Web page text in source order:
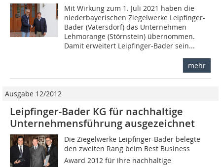
Mit Wirkung zum 1. Juli 2021 haben die
niederbayerischen Ziegelwerke Leipfinger-
Bader (Vatersdorf) das Unternehmen
Lehmorange (Störnstein) übernommen.
Damit erweitert Leipfinger-Bader sein...
mehr
Ausgabe 12/2012
Leipfinger-Bader KG für nachhaltige
Unternehmensführung ausgezeichnet
Die Ziegelwerke Leipfinger-Bader belegte
den zweiten Rang beim Best Business
Award 2012 für ihre nachhaltige